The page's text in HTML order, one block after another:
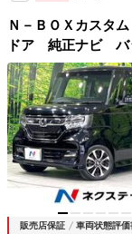
Ｎ－ＢＯＸカスタ
ドア 純正ナビ バ
ズ 衝突軽減 シー
センサー シーケ
ンチアルミ
販売店保証 車両状態評価